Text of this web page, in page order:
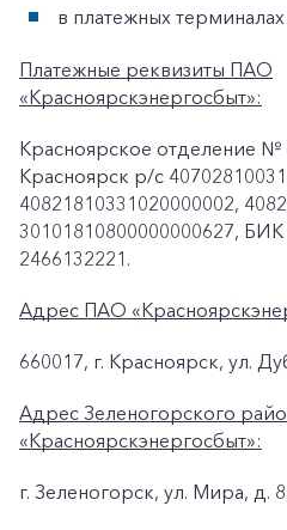
в платежных
Платежные реквизиты ПАО
«Красноярскэнергосбыт»:
Красноярское отделение
Красноярск p/c
40821810331020000002,
30101810800000000627,
2466132221.
Адрес ПАО
660017, г. Красноярск, ул.
Адрес Зеленогорского
«Красноярскэнергосбыт»:
г. Зеленогорск, ул. Мира, д. 8